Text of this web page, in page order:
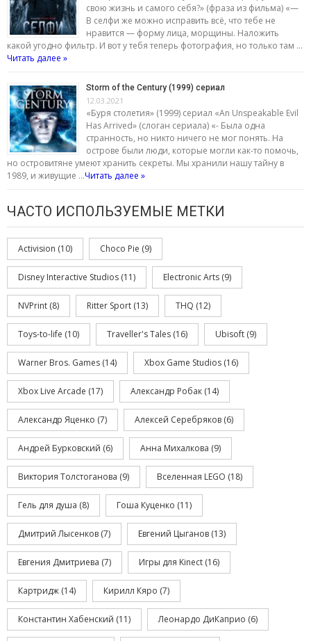
свою жизнь и самого себя?» (фраза из фильма) «—
В селфи же можно исправить всё, что тебе не
нравится — форму лица, морщины. Наложить
какой угодно фильтр. И вот у тебя теперь фотография, но только там …
Читать далее »
Storm of the Century (1999) сериал
12.03.2021
«Буря столетия» (1999) сериал «An Unspeakable Evil
Has Arrived» (слоган сериала) «- Была одна
странность, но никто ничего не мог понять. На
острове были люди, которые могли как-то помочь,
но островитяне умеют хранить секреты. Мы хранили нашу тайну в
1989, и живущие …Читать далее »
ЧАСТО ИСПОЛЬЗУЕМЫЕ МЕТКИ
Activision (10) Choco Pie (9)
Disney Interactive Studios (11) Electronic Arts (9)
NVPrint (8) Ritter Sport (13) THQ (12)
Toys-to-life (10) Traveller's Tales (16) Ubisoft (9)
Warner Bros. Games (14) Xbox Game Studios (16)
Xbox Live Arcade (17) Александр Робак (14)
Александр Яценко (7) Алексей Серебряков (6)
Андрей Бурковский (6) Анна Михалкова (9)
Виктория Толстоганова (9) Вселенная LEGO (18)
Гель для душа (8) Гоша Куценко (11)
Дмитрий Лысенков (7) Евгений Цыганов (13)
Евгения Дмитриева (7) Игры для Kinect (16)
Картридж (14) Кирилл Кяро (7)
Константин Хабенский (11) Леонардо ДиКаприо (6)